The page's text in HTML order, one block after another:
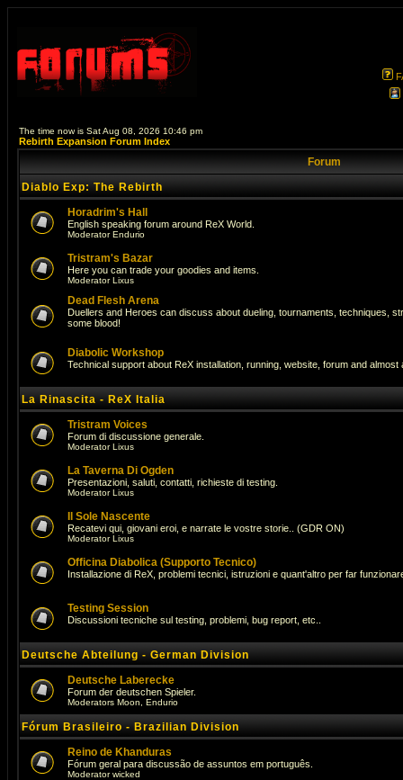
The time now is Sat Aug 08, 2026 10:46 pm
Rebirth Expansion Forum Index
Forum
Diablo Exp: The Rebirth
Horadrim's Hall
English speaking forum around ReX World.
ModeratorEndurio
Tristram's Bazar
Here you can trade your goodies and items.
ModeratorLixus
Dead Flesh Arena
Duellers and Heroes can discuss about dueling, tournaments, techniques,
some blood!
Diabolic Workshop
Technical support about ReX installation, running, website, forum and
La Rinascita - ReX Italia
Tristram Voices
Forum di discussione generale.
ModeratorLixus
La Taverna Di Ogden
Presentazioni, saluti, contatti, richieste di testing.
ModeratorLixus
Il Sole Nascente
Recatevi qui, giovani eroi, e narrate le vostre storie.. (GDR ON)
ModeratorLixus
Officina Diabolica (Supporto Tecnico)
Installazione di ReX, problemi tecnici, istruzioni e quant'altro per far
Testing Session
Discussioni tecniche sul testing, problemi, bug report, etc..
Deutsche Abteilung - German Division
Deutsche Laberecke
Forum der deutschen Spieler.
Moderators Moon Endurio
Fórum Brasileiro - Brazilian Division
Reino de Khanduras
Fórum geral para discussão de assuntos em português.
Moderatorwicked